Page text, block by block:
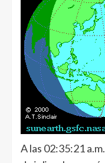
A las 02:35:21 a.m.